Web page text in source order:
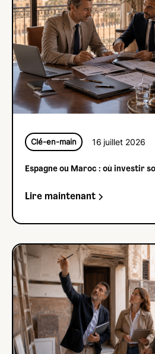
Clé-en-main 16 juillet 2026
Espagne ou Maroc : où investir
Lire maintenant